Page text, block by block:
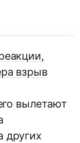
взрыв
вылетают
других